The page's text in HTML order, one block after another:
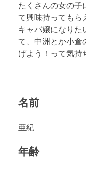
たくさんの女の子
て興味持ってもら
キャバ嬢になりた
て、中洲とか小倉
げよう！って気持
名前
亜紀
年齢